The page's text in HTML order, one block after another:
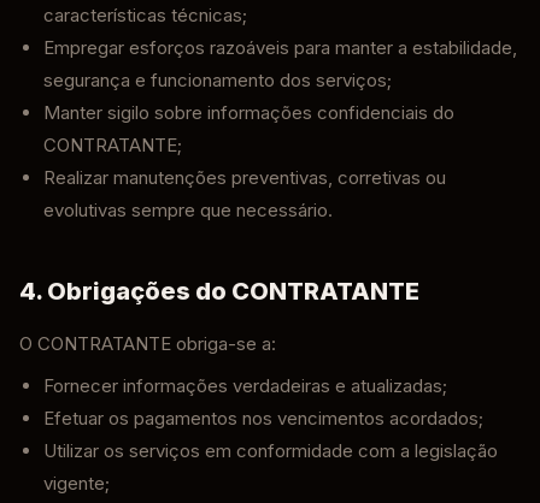
características técnicas;
Empregar esforços razoáveis para manter a estabilidade,
segurança e funcionamento dos serviços;
Manter sigilo sobre informações confidenciais do
CONTRATANTE;
Realizar manutenções preventivas, corretivas ou
evolutivas sempre que necessário.
4. Obrigações do CONTRATANTE
O CONTRATANTE obriga-se a:
Fornecer informações verdadeiras e atualizadas;
Efetuar os pagamentos nos vencimentos acordados;
Utilizar os serviços em conformidade com a legislação
vigente;